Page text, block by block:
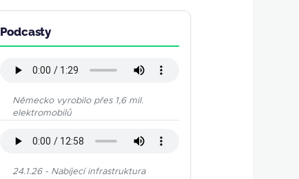
Podcasty
Německo vyrobilo přes 1,6 mil.
elektromobilů
24.1.26 - Nabíjecí infrastruktura